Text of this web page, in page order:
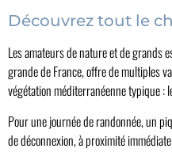
Découvrez tout le
Les amateurs de nature et de grands
grande de France, offre de multiples
végétation méditerranéenne typique :
Pour une journée de randonnée, un
de déconnexion, à proximité